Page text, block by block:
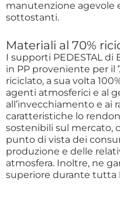
manutenzione agevole
sottostanti.
Materiali al 70%
I supporti PEDESTAL di
in PP proveniente per il
riciclato, a sua volta
agenti atmosferici e al
all’invecchiamento e ai
caratteristiche lo
sostenibili sul mercato,
punto di vista dei
produzione e delle
atmosfera. Inoltre, ne
superiore durante tutta